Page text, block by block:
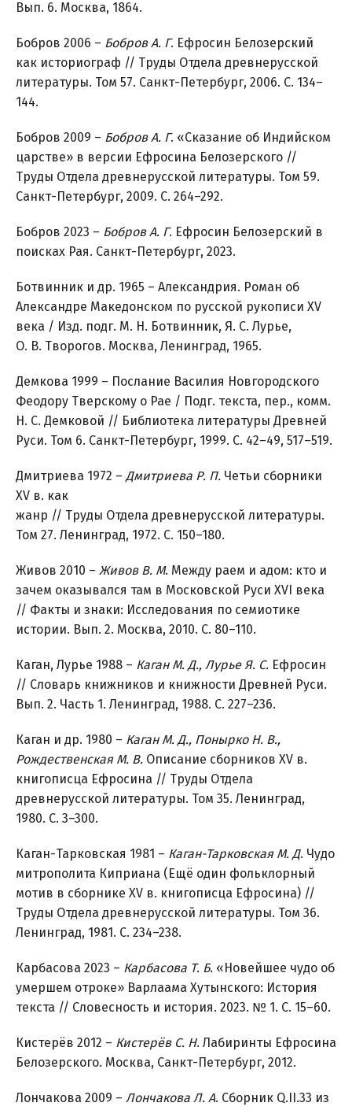
Вып. 6. Москва, 1864.
Бобров 2006 – Бобров А. Г. Ефросин Белозерский
как историограф // Труды Отдела древнерусской
литературы. Том 57. Санкт-Петербург, 2006. С. 134–
144.
Бобров 2009 – Бобров А. Г. «Сказание об Индийском
царстве» в версии Ефросина Белозерского //
Труды Отдела древнерусской литературы. Том 59.
Санкт-Петербург, 2009. С. 264–292.
Бобров 2023 – Бобров А. Г. Ефросин Белозерский в
поисках Рая. Санкт-Петербург, 2023.
Ботвинник и др. 1965 – Александрия. Роман об
Александре Македонском по русской рукописи XV
века / Изд. подг. М. Н. Ботвинник, Я. С. Лурье,
О. В. Творогов. Москва, Ленинград, 1965.
Демкова 1999 – Послание Василия Новгородского
Феодору Тверскому о Рае / Подг. текста, пер., комм.
Н. С. Демковой // Библиотека литературы Древней
Руси. Том 6. Санкт-Петербург, 1999. С. 42–49, 517–519.
Дмитриева 1972 – Дмитриева Р. П. Четьи сборники
XV в. как
жанр // Труды Отдела древнерусской литературы.
Том 27. Ленинград, 1972. С. 150–180.
Живов 2010 – Живов В. М. Между раем и адом: кто и
зачем оказывался там в Московской Руси XVI века
// Факты и знаки: Исследования по семиотике
истории. Вып. 2. Москва, 2010. С. 80–110.
Каган, Лурье 1988 – Каган М. Д., Лурье Я. С. Ефросин
// Словарь книжников и книжности Древней Руси.
Вып. 2. Часть 1. Ленинград, 1988. С. 227–236.
Каган и др. 1980 – Каган М. Д., Понырко Н. В.,
Рождественская М. В. Описание сборников XV в.
книгописца Ефросина // Труды Отдела
древнерусской литературы. Том 35. Ленинград,
1980. С. 3–300.
Каган-Тарковская 1981 – Каган-Тарковская М. Д. Чудо
митрополита Киприана (Ещё один фольклорный
мотив в сборнике XV в. книгописца Ефросина) //
Труды Отдела древнерусской литературы. Том 36.
Ленинград, 1981. С. 234–238.
Карбасова 2023 – Карбасова Т. Б. «Новейшее чудо об
умершем отроке» Варлаама Хутынского: История
текста // Словесность и история. 2023. № 1. С. 15–60.
Кистерёв 2012 – Кистерёв С. Н. Лабиринты Ефросина
Белозерского. Москва, Санкт-Петербург, 2012.
Лончакова 2009 – Лончакова Л. А. Сборник Q.II.33 из